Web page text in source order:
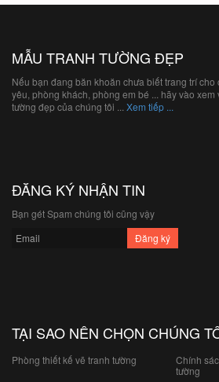
MẪU TRANH TƯỜNG ĐẸP
Nếu bạn đang băn khoăn chưa biết trang trí
yêu, phòng khách, phòng em bé ... hãy vào
tường đẹp của chúng tôi ...Xem tiếp ...
ĐĂNG KÝ NHẬN TIN
Bạn gét Spam chúng tôi cũng vậy
TẠI SAO NÊN CHỌN CHÚNG
Phòng thiết kế vẽ tranh tường
Chính
tường